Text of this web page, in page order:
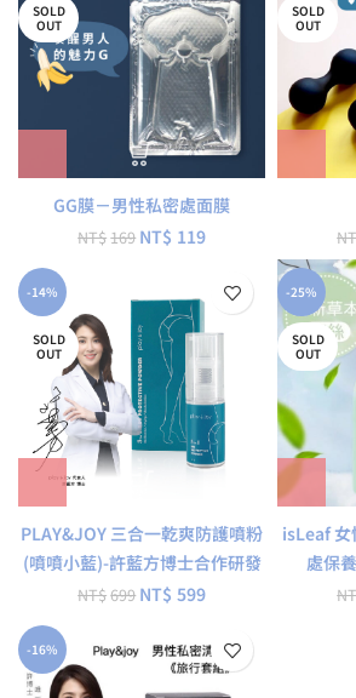
SOLD
OUT
GG膜－男性私密處面膜
NT$169 NT$ 119
SOLD
OUT
-14%
SOLD
OUT
PLAY&JOY 三合一乾爽防護噴粉
(噴噴小藍)-許藍方博士合作研發
NT$699 NT$ 599
-25%
SOLD
OUT
isLeaf 女
處保
-16%